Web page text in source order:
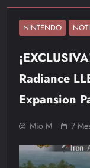
NINTENDO
Radiance
Expansion
Mio M 7